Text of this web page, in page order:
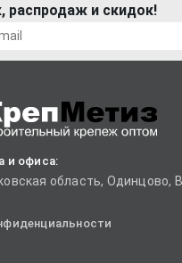
распродаж и скидок!
и офиса:
область, Одинцово,